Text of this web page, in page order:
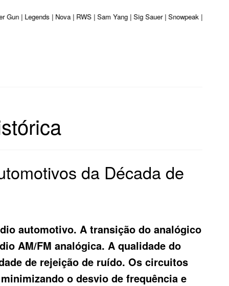
| Legends | Nova | RWS | Sam Yang | Sig Sauer | Snowpeak | Umarex
da Década de
automotivo. A transição do analógico
AM/FM analógica. A qualidade do
de rejeição de ruído. Os circuitos
o desvio de frequência e